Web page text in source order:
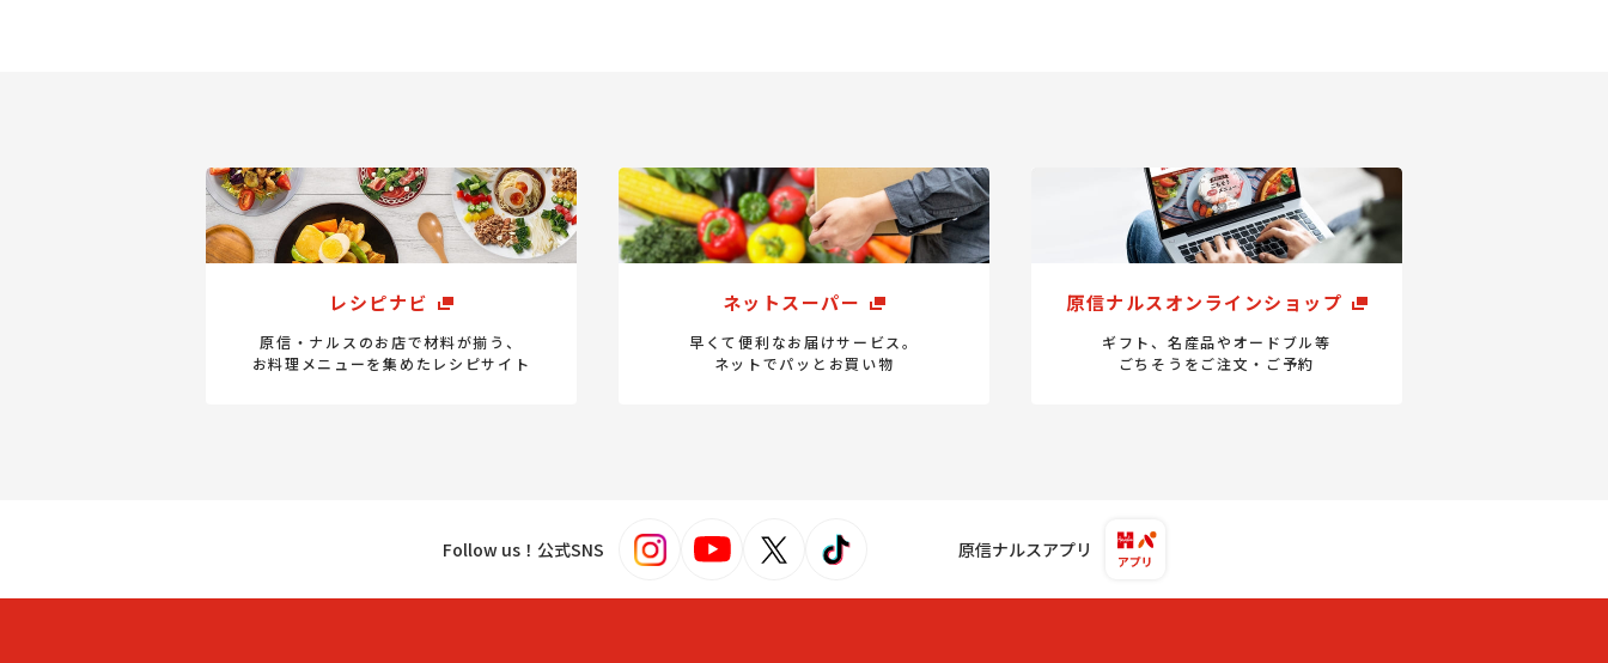
レシピナビ
原信・ナルスのお店で材料が揃う、
お料理メニューを集めたレシピサイト
ネットスーパー
早くて便利なお届けサービス。
ネットでパッとお買い物
原信ナルスオンラインショップ
ギフト、名産品やオードブル等
ごちそうをご注文・ご予約
Follow us！公式SNS 原信ナルスアプリ